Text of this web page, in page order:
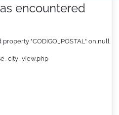
encountered
"CODIGO_POSTAL" on null